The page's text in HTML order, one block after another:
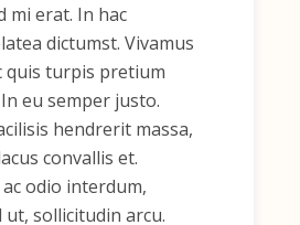
mi erat. In hac
dictumst. Vivamus
quis turpis pretium
eu semper justo.
hendrerit massa,
convallis et.
odio interdum,
sollicitudin arcu.